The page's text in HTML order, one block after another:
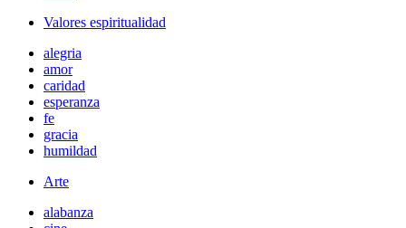
Valores espiritualidad
alegria
amor
caridad
esperanza
fe
gracia
humildad
Arte
alabanza